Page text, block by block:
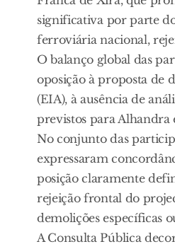
significativa por parte
ferroviária nacional,
O balanço global das
oposição à proposta de
(EIA), à ausência de
previstos para Alhandra
No conjunto das
expressaram
posição claramente
rejeição frontal do
demolições específicas
A Consulta Pública